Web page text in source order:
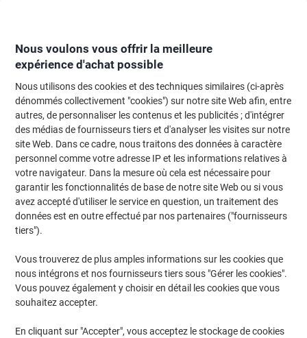
navigation
Page d'Accueil Moteur de recherche d'encre et toner
Trouvez rapidement les cartouches d'encre, toners ou
les étiquettes pour votre imprimante.
Sélectionner la marque, la gamme et le modèle
Lexmark
Lexmark MS 810 DE
Pour retrouver les imprimantes listées et/ou les cartouches
Nous voulons vous offrir la meilleure
expérience d'achat possible
Nous utilisons des cookies et des techniques similaires (ci-après
dénommés collectivement "cookies") sur notre site Web afin, entre
autres, de personnaliser les contenus et les publicités ; d'intégrer
des médias de fournisseurs tiers et d'analyser les visites sur notre
site Web. Dans ce cadre, nous traitons des données à caractère
personnel comme votre adresse IP et les informations relatives à
votre navigateur. Dans la mesure où cela est nécessaire pour
garantir les fonctionnalités de base de notre site Web ou si vous
avez accepté d'utiliser le service en question, un traitement des
données est en outre effectué par nos partenaires ("fournisseurs
tiers").
Vous trouverez de plus amples informations sur les cookies que
nous intégrons et nos fournisseurs tiers sous "Gérer les cookies".
Vous pouvez également y choisir en détail les cookies que vous
souhaitez accepter.
En cliquant sur "Accepter", vous acceptez le stockage de cookies